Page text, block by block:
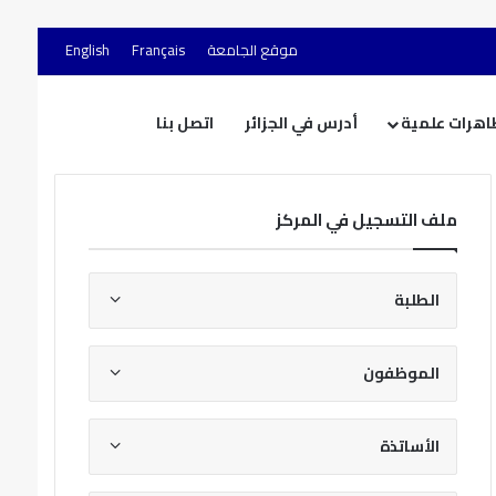
موقع الجامعة Français
English
علمية أدرس في الجزائر اتصل بنا
ملف التسجيل في المركز
الطلبة
الموظفون
الأساتذة